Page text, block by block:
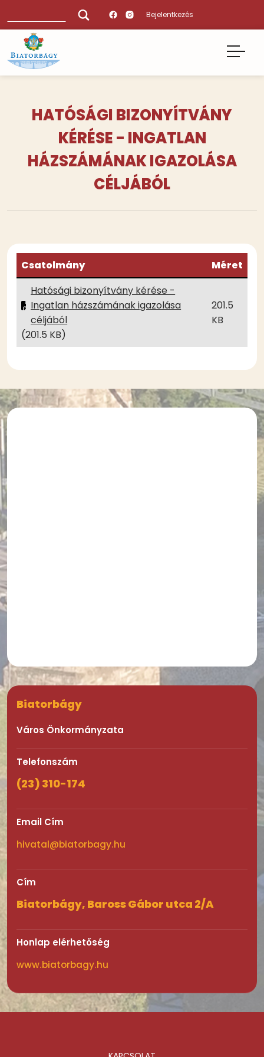
tartalomra
Bejelentkezés
HATÓSÁGI BIZONYÍTVÁNY
KÉRÉSE - INGATLAN
HÁZSZÁMÁNAK IGAZOLÁSA
CÉLJÁBÓL
Csatolmány
Méret
Hatósági bizonyítvány kérése -
Ingatlan házszámának igazolása
céljából
(201.5 KB)
201.5
KB
Biatorbágy
Város Önkormányzata
Telefonszám
(23) 310-174
Email Cím
hivatal@biatorbagy.hu
Cím
Biatorbágy, Baross Gábor utca 2/A
Honlap elérhetőség
www.biatorbagy.hu